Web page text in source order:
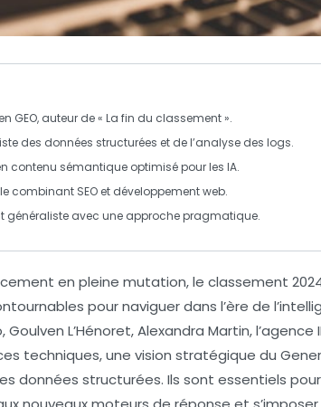
GEO, auteur de « La fin du classement ».
des données structurées et de l’analyse des logs.
contenu sémantique optimisé pour les IA.
combinant SEO et développement web.
généraliste avec une approche pragmatique.
en pleine mutation, le classement
pour naviguer dans l’ère de l’
L’Hénoret, Alexandra Martin, l’agence
techniques, une vision stratégique du
données structurées. Ils sont essentiels